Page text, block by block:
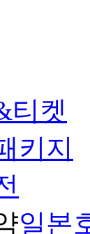
티켓
키지
일본